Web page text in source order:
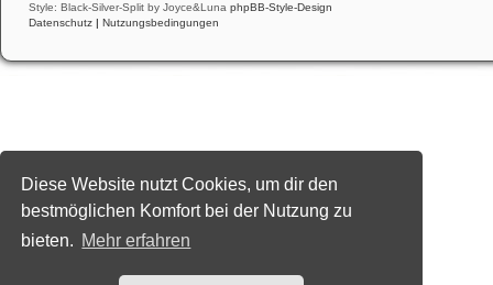
Diese Website nutzt Cookies, um dir den
bestmöglichen Komfort bei der Nutzung zu
bieten. Mehr erfahren
Style: Black-Silver-Split by Joyce&Luna phpBB-Style-Design
Datenschutz
Nutzungsbedingungen